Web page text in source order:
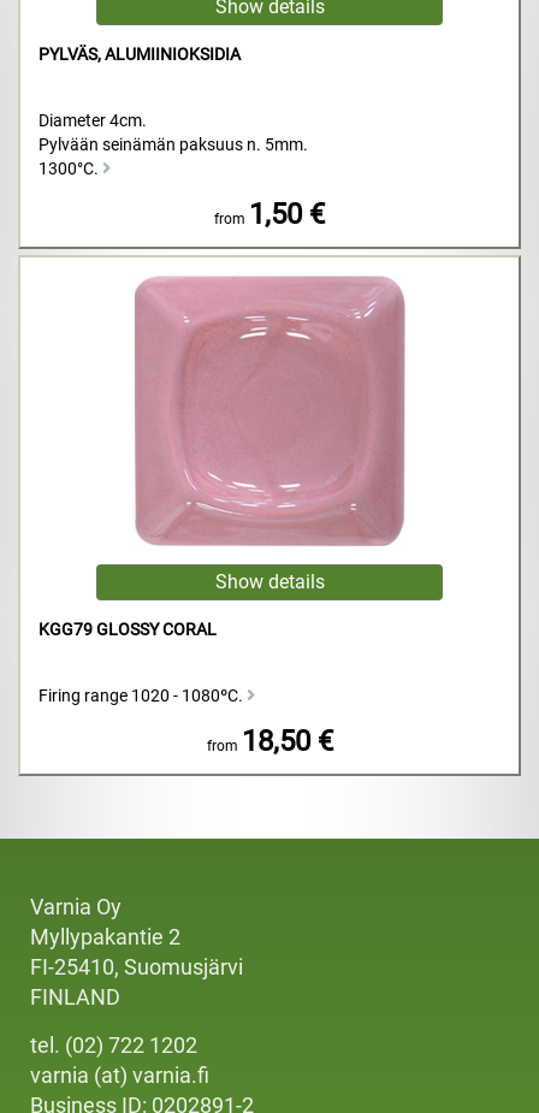
PYLVÄS, ALUMIINIOKSIDIA
Diameter 4cm.
Pylvään seinämän paksuus n. 5mm.
1300°C.
from 1,50 €
KGG79 GLOSSY CORAL
Firing range 1020 - 1080ºC.
from 18,50 €
Varnia Oy
Myllypakantie 2
FI-25410, Suomusjärvi
FINLAND
tel. (02) 722 1202
varnia (at) varnia.fi
Business ID: 0202891-2